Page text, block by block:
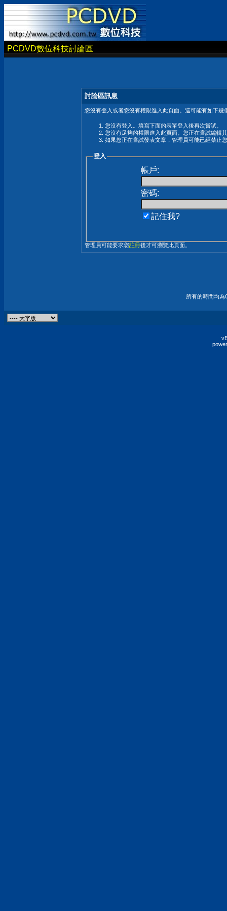
PCDVD數位科技討論區
討論區訊息
您沒有登入或者您沒有權限進入此頁面。這可能有如下幾
您沒有登入。填寫下面的表單登入後再次嘗試。
您沒有足夠的權限進入此頁面。您正在嘗試編輯
如果您正在嘗試發表文章，管理員可能已經禁止
登入
帳戶:
密碼:
記住我?
管理員可能要求您註冊後才可瀏覽此頁面。
所有的時間均為